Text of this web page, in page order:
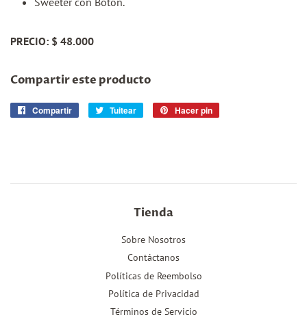
PRECIO: $ 48.000
Compartir este producto
Compartir
CompartirTuitear
Tuitear Hacer pin
Tienda
Sobre Nosotros
Contáctanos
Políticas de Reembolso
Política de Privacidad
Términos de Servicio